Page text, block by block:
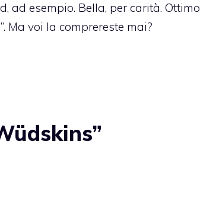
, ad esempio. Bella, per carità. Ottimo
Ma voi la comprereste mai?